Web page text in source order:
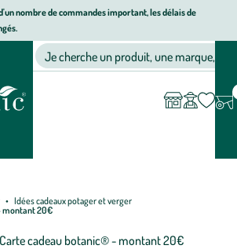
d'un nombre de commandes important, les délais de
Je cherche un produit, une marque, un
compte
Idées cadeaux potager et verger
montant 20€